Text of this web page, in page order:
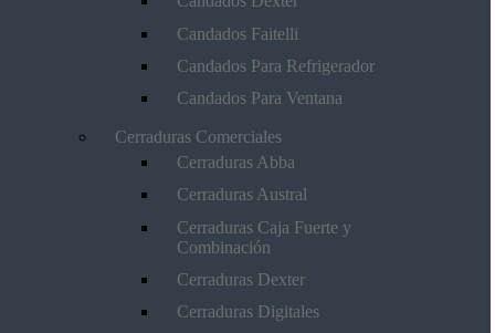
Candados Faitelli
Candados Para Refrigerador
Candados Para Ventana
Cerraduras Comerciales
Cerraduras Abba
Cerraduras Austral
Cerraduras Caja Fuerte y
Combinación
Cerraduras Dexter
Cerraduras Digitales